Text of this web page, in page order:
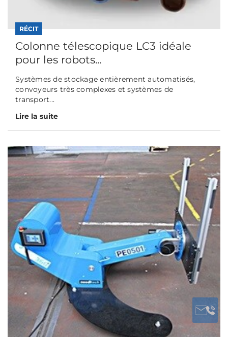
RÉCIT
Colonne télescopique LC3 idéale
pour les robots...
Systèmes de stockage entièrement automatisés,
convoyeurs très complexes et systèmes de
transport...
Lire la suite